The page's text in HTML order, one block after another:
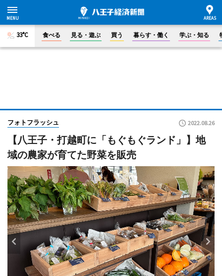
33°C 食べる 見る・遊ぶ 買う 暮らす・働く 学ぶ・知る
フォトフラッシュ 2022.08.26
【八王子・打越町に「もぐもぐランド」】地
域の農家が育てた野菜を販売